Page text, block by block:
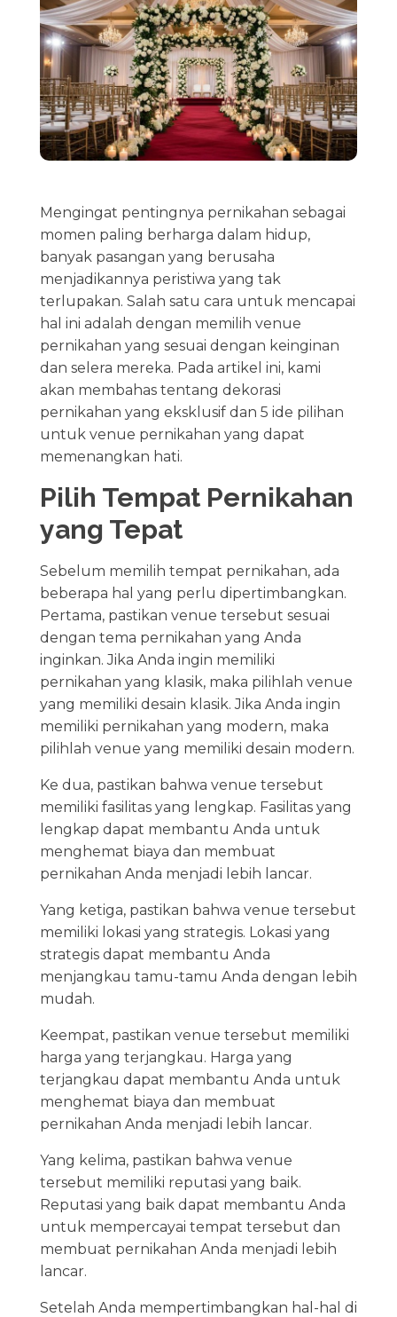
Mengingat pentingnya pernikahan sebagai
momen paling berharga dalam hidup,
banyak pasangan yang berusaha
menjadikannya peristiwa yang tak
terlupakan. Salah satu cara untuk mencapai
hal ini adalah dengan memilih venue
pernikahan yang sesuai dengan keinginan
dan selera mereka. Pada artikel ini, kami
akan membahas tentang dekorasi
pernikahan yang eksklusif dan 5 ide pilihan
untuk venue pernikahan yang dapat
memenangkan hati.
Pilih Tempat Pernikahan
yang Tepat
Sebelum memilih tempat pernikahan, ada
beberapa hal yang perlu dipertimbangkan.
Pertama, pastikan venue tersebut sesuai
dengan tema pernikahan yang Anda
inginkan. Jika Anda ingin memiliki
pernikahan yang klasik, maka pilihlah venue
yang memiliki desain klasik. Jika Anda ingin
memiliki pernikahan yang modern, maka
pilihlah venue yang memiliki desain modern.
Ke dua, pastikan bahwa venue tersebut
memiliki fasilitas yang lengkap. Fasilitas yang
lengkap dapat membantu Anda untuk
menghemat biaya dan membuat
pernikahan Anda menjadi lebih lancar.
Yang ketiga, pastikan bahwa venue tersebut
memiliki lokasi yang strategis. Lokasi yang
strategis dapat membantu Anda
menjangkau tamu-tamu Anda dengan lebih
mudah.
Keempat, pastikan venue tersebut memiliki
harga yang terjangkau. Harga yang
terjangkau dapat membantu Anda untuk
menghemat biaya dan membuat
pernikahan Anda menjadi lebih lancar.
Yang kelima, pastikan bahwa venue
tersebut memiliki reputasi yang baik.
Reputasi yang baik dapat membantu Anda
untuk mempercayai tempat tersebut dan
membuat pernikahan Anda menjadi lebih
lancar.
Setelah Anda mempertimbangkan hal-hal di